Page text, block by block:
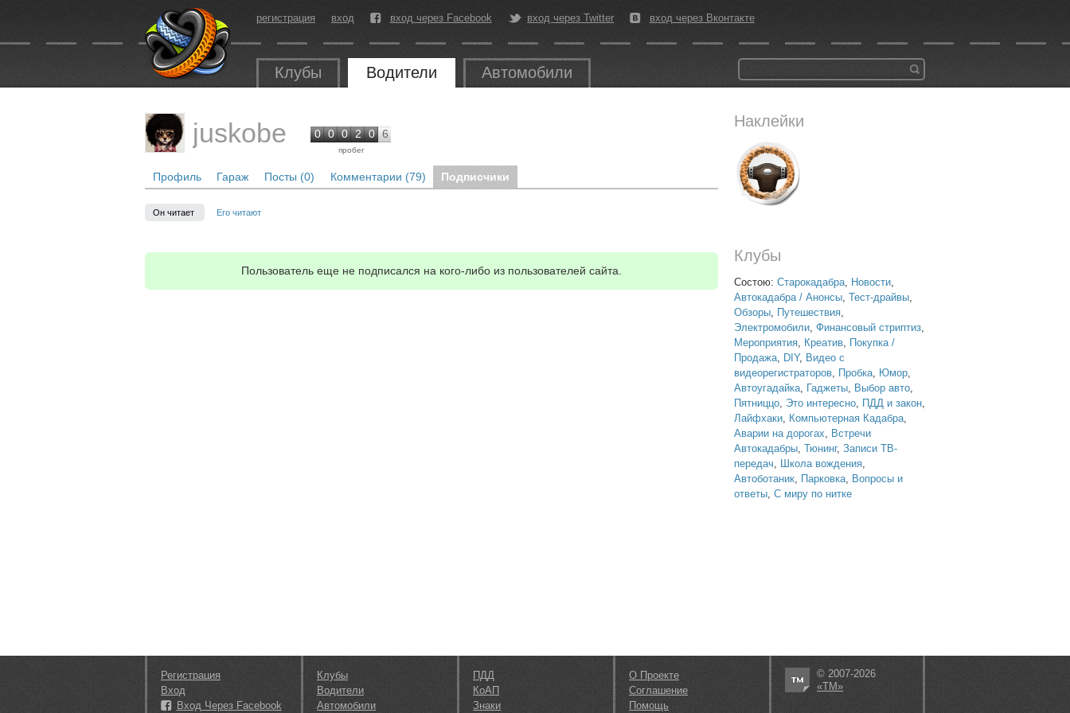
регистрация вход вход через Facebook вход через Twitter вход через Вконтакте
Клубы Водители Автомобили
Наклейки
Клубы
Состою: Старокадабра, Новости,
Автокадабра / Анонсы, Тест-драйвы,
Обзоры, Путешествия,
Электромобили, Финансовый стриптиз,
Мероприятия, Креатив, Покупка /
Продажа, DIY, Видео с
видеорегистраторов, Пробка, Юмор,
Автоугадайка, Гаджеты, Выбор авто,
Пятниццо, Это интересно, ПДД и закон,
Лайфхаки, Компьютерная Кадабра,
Аварии на дорогах, Встречи
Автокадабры, Тюнинг, Записи ТВ-
передач, Школа вождения,
Автоботаник, Парковка, Вопросы и
ответы, С миру по нитке
juskobe 0 0 0 2 0 6
пробег
Профиль Гараж Посты (0) Комментарии (79) Подписчики
Он читает Его читают
Пользователь еще не подписался на кого-либо из пользователей сайта.
Регистрация
Вход
Вход Через Facebook
Клубы
Водители
Автомобили
ПДД
КоАП
Знаки
О Проекте
Соглашение
Помощь
© 2007-2026
«ТМ»